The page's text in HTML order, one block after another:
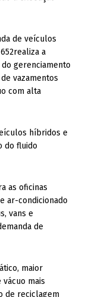
de veículos
a
gerenciamento
vazamentos
com alta
híbridos e
do fluido
as oficinas
ar-condicionado
vans e
de
maior
mais
de reciclagem